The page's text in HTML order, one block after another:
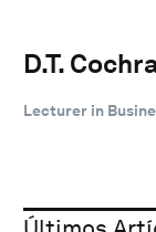
D.T.
Lecturer in